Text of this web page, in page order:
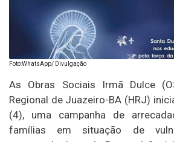
Foto:WhatsApp/ Divulgação
As Obras Sociais Irmã Dulce
Regional de Juazeiro-BA (HRJ)
(4), uma campanha de
famílias em situação de